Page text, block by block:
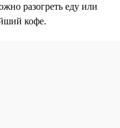
разогреть еду или
кофе.